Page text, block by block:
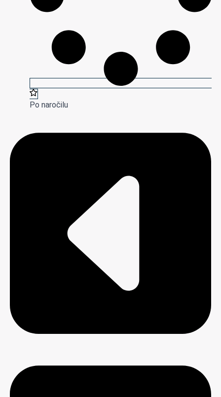
Po naročilu